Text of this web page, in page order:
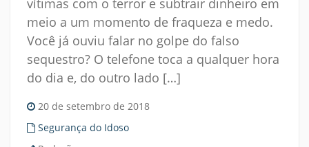
meio a um momento de fraqueza e medo.
Você já ouviu falar no golpe do falso
sequestro? O telefone toca a qualquer hora
do dia e, do outro lado […]
20 de setembro de 2018
Segurança do Idoso